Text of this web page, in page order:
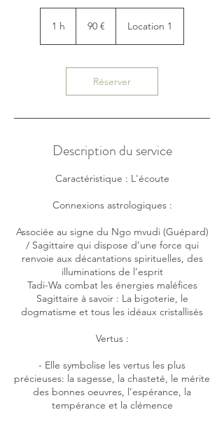
1 h 90 € Location 1
Réserver
Description du service
Caractéristique : L'écoute
Connexions astrologiques :
Associée au signe du Ngo mvudi (Guépard)
/ Sagittaire qui dispose d’une force qui
renvoie aux décantations spirituelles, des
illuminations de l’esprit
Tadi-Wa combat les énergies maléfices
Sagittaire à savoir : La bigoterie, le
dogmatisme et tous les idéaux cristallisés
Vertus :
- Elle symbolise les vertus les plus
précieuses: la sagesse, la chasteté, le mérite
des bonnes oeuvres, l’espérance, la
tempérance et la clémence